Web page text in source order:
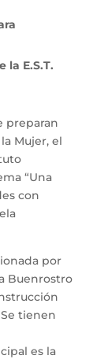
la E.S.T.
preparan
Mujer, el
“Una
con
por
Buenrostro
tienen
es la